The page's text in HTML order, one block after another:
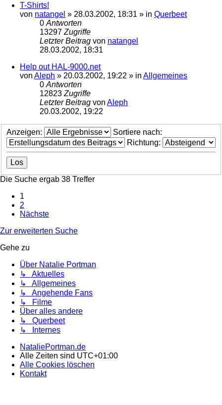
T-Shirts!
von natangel » 28.03.2002, 18:31 » in Querbeet
0 Antworten
13297 Zugriffe
Letzter Beitrag von natangel
28.03.2002, 18:31
Help out HAL-9000.net
von Aleph » 20.03.2002, 19:22 » in Allgemeines
0 Antworten
12823 Zugriffe
Letzter Beitrag von Aleph
20.03.2002, 19:22
Anzeigen:
Sortiere nach:
Richtung:
Die Suche ergab 38 Treffer
1
2
Nächste
Zur erweiterten Suche
Gehe zu
Über Natalie Portman
↳ Aktuelles
↳ Allgemeines
↳ Angehende Fans
↳ Filme
Über alles andere
↳ Querbeet
↳ Internes
NataliePortman.de
Alle Zeiten sind UTC+01:00
Alle Cookies löschen
Kontakt